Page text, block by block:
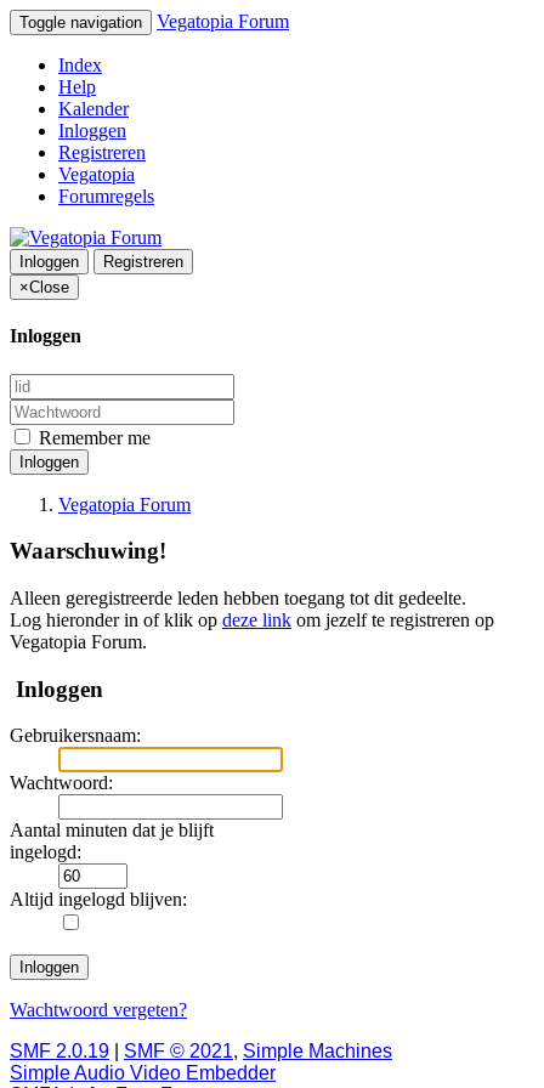
Toggle navigation Vegatopia Forum
Index
Help
Kalender
Inloggen
Registreren
Vegatopia
Forumregels
Inloggen
Registreren
×Close
Inloggen
Remember me
Inloggen
Vegatopia Forum
Waarschuwing!
Alleen geregistreerde leden hebben toegang tot dit gedeelte.
Log hieronder in of klik op deze link om jezelf te registreren op
Vegatopia Forum.
Inloggen
Gebruikersnaam:
Wachtwoord:
Aantal minuten dat je blijft
ingelogd:
Altijd ingelogd blijven:
Wachtwoord vergeten?
SMF 2.0.19
SMF © 2021, Simple Machines
Simple Audio Video Embedder